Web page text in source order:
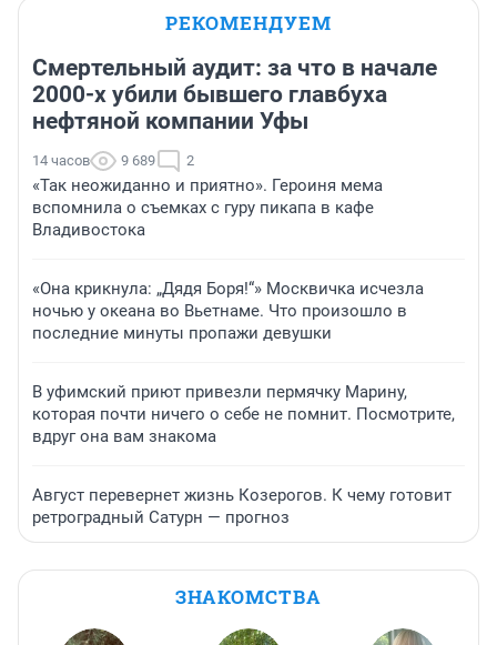
РЕКОМЕНДУЕМ
Смертельный аудит: за что в начале
2000-х убили бывшего главбуха
нефтяной компании Уфы
14 часов 9 689 2
«Так неожиданно и приятно». Героиня мема
вспомнила о съемках с гуру пикапа в кафе
Владивостока
«Она крикнула: „Дядя Боря!“» Москвичка исчезла
ночью у океана во Вьетнаме. Что произошло в
последние минуты пропажи девушки
В уфимский приют привезли пермячку Марину,
которая почти ничего о себе не помнит. Посмотрите,
вдруг она вам знакома
Август перевернет жизнь Козерогов. К чему готовит
ретроградный Сатурн — прогноз
ЗНАКОМСТВА